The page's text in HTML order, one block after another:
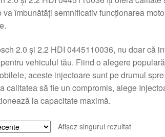
îmbunătăți semnificativ funcționarea
2.0 și 2.2 HDI 0445110036, nu doar că
vehiculul tău. Fiind o alegere
aceste injectoare sunt pe drumul
calitatea să fie un compromis, alege
la capacitate maximă.
Afișez singurul rezultat